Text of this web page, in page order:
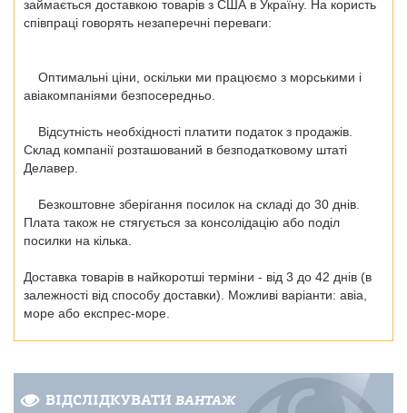
займається доставкою товарів з США в Україну. На користь
співпраці говорять незаперечні переваги:
Оптимальні ціни, оскільки ми працюємо з морськими і
авіакомпаніями безпосередньо.
Відсутність необхідності платити податок з продажів.
Склад компанії розташований в безподатковому штаті
Делавер.
Безкоштовне зберігання посилок на складі до 30 днів.
Плата також не стягується за консолідацію або поділ
посилки на кілька.
Доставка товарів в найкоротші терміни - від 3 до 42 днів (в
залежності від способу доставки). Можливі варіанти: авіа,
море або експрес-море.
ВІДСЛІДКУВАТИ ВАНТАЖ